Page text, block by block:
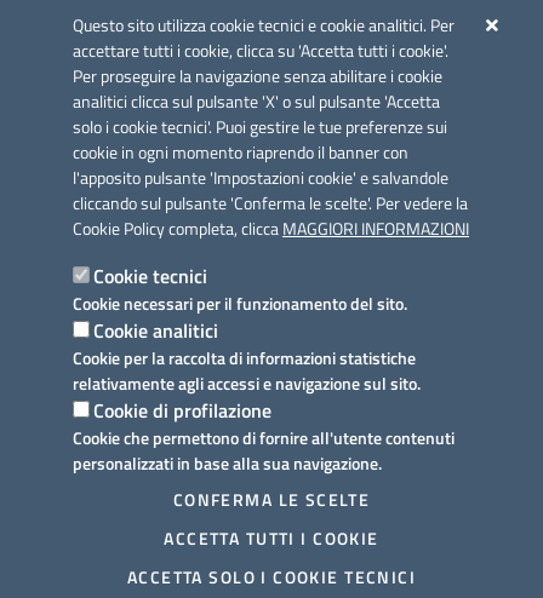
Questo sito utilizza cookie tecnici e cookie analitici. Per
accettare tutti i cookie, clicca su 'Accetta tutti i cookie'.
Per proseguire la navigazione senza abilitare i cookie
analitici clicca sul pulsante 'X' o sul pulsante 'Accetta
solo i cookie tecnici'. Puoi gestire le tue preferenze sui
cookie in ogni momento riaprendo il banner con
l'apposito pulsante 'Impostazioni cookie' e salvandole
cliccando sul pulsante 'Conferma le scelte'. Per vedere la
Cookie Policy completa, cliccaMAGGIORI INFORMAZIONI
Cookie tecnici
Cookie necessari per il funzionamento del sito.
Cookie analitici
Cookie per la raccolta di informazioni statistiche
relativamente agli accessi e navigazione sul sito.
Cookie di profilazione
Cookie che permettono di fornire all'utente contenuti
personalizzati in base alla sua navigazione.
CONFERMA LE SCELTE
ACCETTA TUTTI I COOKIE
ACCETTA SOLO I COOKIE TECNICI
Azione 2.3.
Link utili
Informativa privacy
Dichiarazione di accessibilità
Note legali
Domande frequenti
Richiesta assistenza
Prenotazione appuntamento
Segnalazione disservizio
Mappa del sito